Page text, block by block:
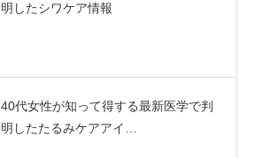
明したシワケア情報
40代女性が知って得する最新医学で判
明したたるみケアアイ…